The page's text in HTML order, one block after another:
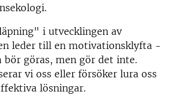
i utvecklingen av
leder till en motivationsklyfta -
bör göras, men gör det inte.
vi oss eller försöker lura oss
lösningar.